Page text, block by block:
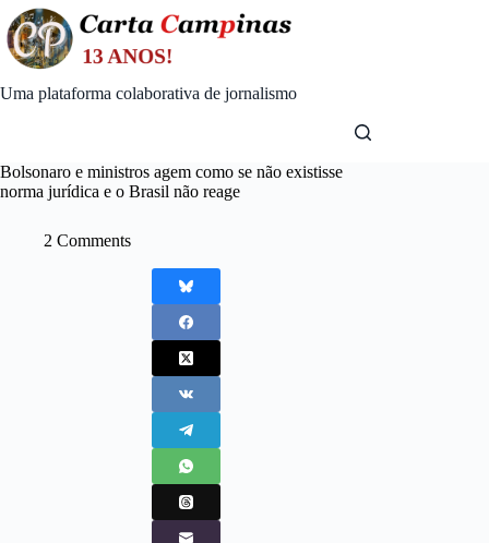
Skip
to
content
Uma plataforma colaborativa de jornalismo
Bolsonaro e ministros agem como se não existisse
norma jurídica e o Brasil não reage
2 Comments